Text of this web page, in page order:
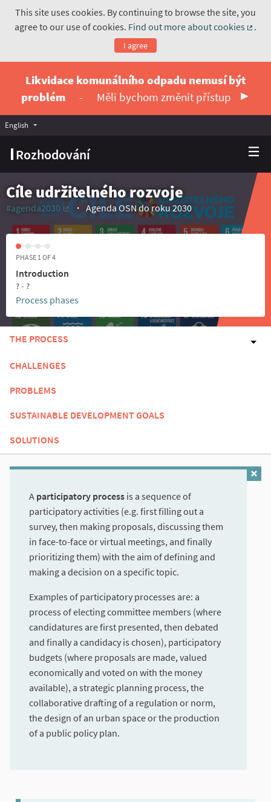
This site uses cookies. By continuing to browse the site, you
agree to our use of cookies. Find out more about cookies
.
I agree
Likvidace komunálního odpadu nemusí být
problém
- Měli bychom změnit přístup
Rozhodování
English Vyberte jazyk
Cíle udržitelného rozvoje
#agenda2030
(External link)
Agenda OSN do roku 2030
PHASE 1 OF 4
Introduction
? - ?
Process phases
THE PROCESS
CHALLENGES
PROBLEMS
SUSTAINABLE DEVELOPMENT GOALS
SOLUTIONS
A participatory process is a sequence of
participatory activities (e.g. first filling out a
survey, then making proposals, discussing them
in face-to-face or virtual meetings, and finally
prioritizing them) with the aim of defining and
making a decision on a specific topic.
Examples of participatory processes are: a
process of electing committee members (where
candidatures are first presented, then debated
and finally a candidacy is chosen), participatory
budgets (where proposals are made, valued
economically and voted on with the money
available), a strategic planning process, the
collaborative drafting of a regulation or norm,
the design of an urban space or the production
of a public policy plan.